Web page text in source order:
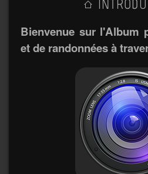
Bienvenue sur l'Album
et de randonnées à